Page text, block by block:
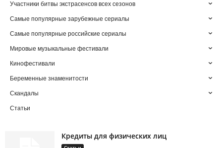
Участники битвы экстрасенсов всех сезонов
Самые популярные зарубежные сериалы
Самые популярные российские сериалы
Мировые музыкальные фестивали
Кинофестивали
Беременные знаменитости
Скандалы
Статьи
Кредиты для физических лиц